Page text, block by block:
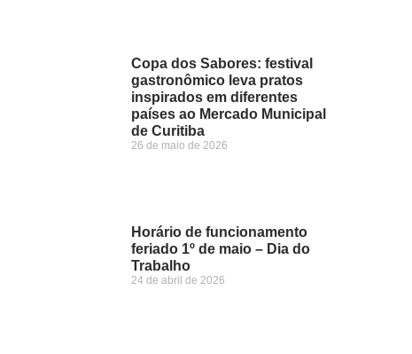
Copa dos Sabores: festival
gastronômico leva pratos
inspirados em diferentes
países ao Mercado Municipal
de Curitiba
26 de maio de 2026
Horário de funcionamento
feriado 1º de maio – Dia do
Trabalho
24 de abril de 2026